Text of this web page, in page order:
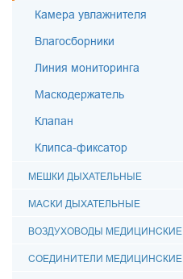
Камера увлажнителя
Влагосборники
Линия мониторинга
Маскодержатель
Клапан
Клипса-фиксатор
МЕШКИ ДЫХАТЕЛЬНЫЕ
МАСКИ ДЫХАТЕЛЬНЫЕ
ВОЗДУХОВОДЫ МЕДИЦИНСКИЕ
СОЕДИНИТЕЛИ МЕДИЦИНСКИЕ